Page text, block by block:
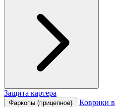
Защита картера
Фаркопы (прицепное) Коврики в